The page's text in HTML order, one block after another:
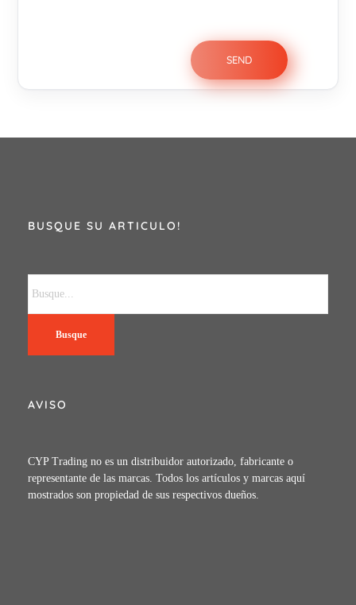
BUSQUE SU ARTICULO!
Busque
AVISO
CYP Trading no es un distribuidor autorizado, fabricante o
representante de las marcas. Todos los artículos y marcas aquí
mostrados son propiedad de sus respectivos dueños.